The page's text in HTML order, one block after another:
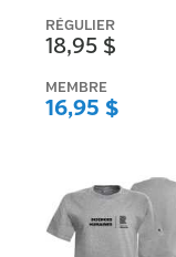
RÉGULIER
18,95 $
MEMBRE
16,95 $